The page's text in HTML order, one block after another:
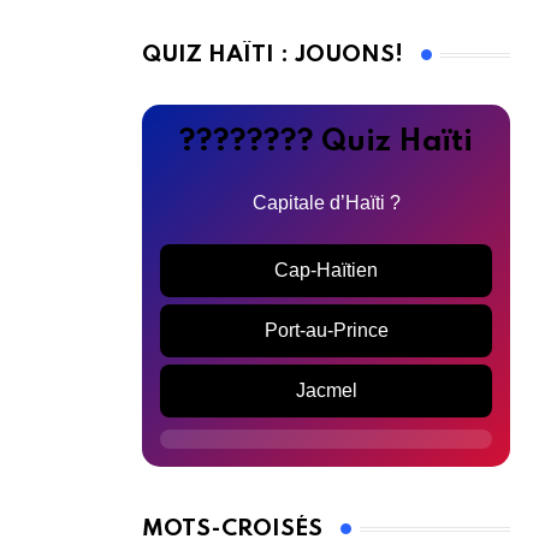
QUIZ HAÏTI : JOUONS!
???????? Quiz Haïti
Capitale d’Haïti ?
Cap-Haïtien
Port-au-Prince
Jacmel
MOTS-CROISÉS